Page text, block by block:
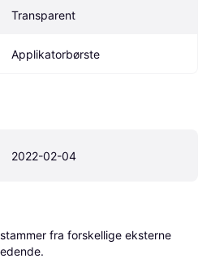
Transparent
Applikatorbørste
2022-02-04
fra forskellige eksterne